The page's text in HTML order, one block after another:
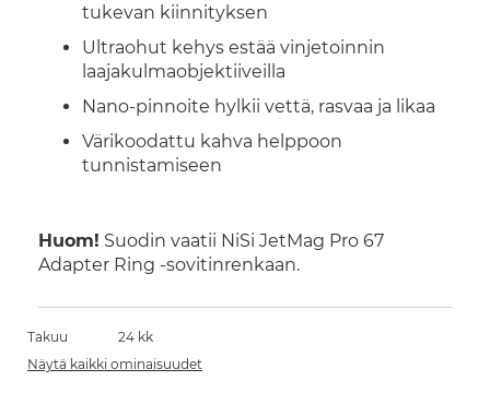
tukevan kiinnityksen
Ultraohut kehys estää vinjetoinnin
laajakulmaobjektiiveilla
Nano-pinnoite hylkii vettä, rasvaa ja likaa
Värikoodattu kahva helppoon
tunnistamiseen
Huom! Suodin vaatii NiSi JetMag Pro 67
Adapter Ring -sovitinrenkaan.
Takuu
24 kk
Näytä kaikki ominaisuudet